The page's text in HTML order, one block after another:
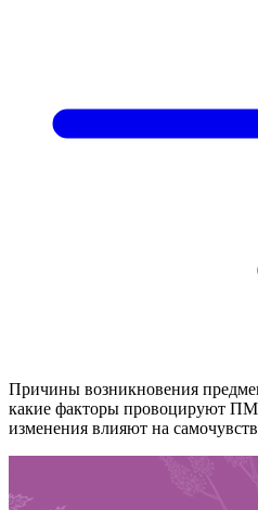
Причины возникновения
какие факторы провоцируют
изменения влияют на